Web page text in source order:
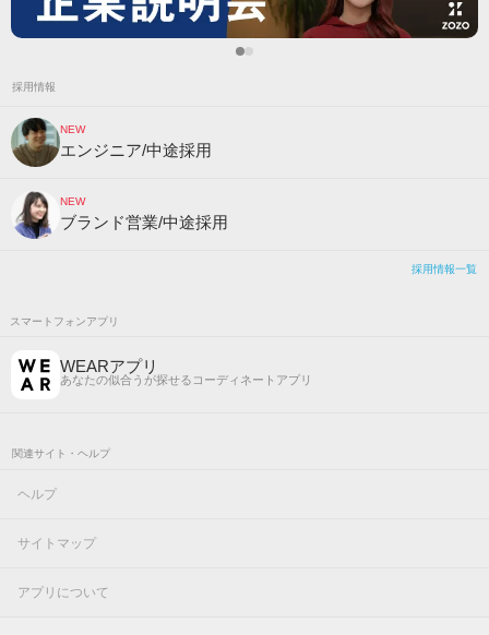
採用情報
NEW
エンジニア/中途採用
NEW
ブランド営業/中途採用
採用情報一覧
スマートフォンアプリ
WEARアプリ
あなたの似合うが探せるコーディネートアプリ
関連サイト・ヘルプ
ヘルプ
サイトマップ
アプリについて